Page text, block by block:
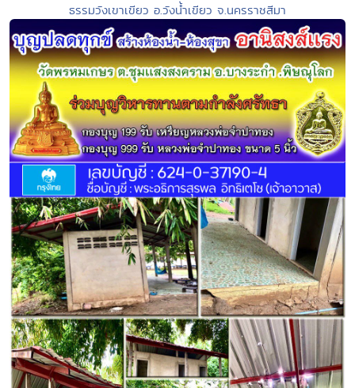
ธรรมวังเขาเขียว อ.วังน้ำเขียว จ.นครราชสีมา